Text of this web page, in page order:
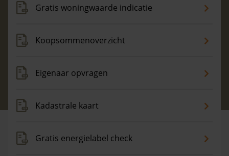
Maandag t/m vrijdag - 08:00 -18:00
Gratis woningwaarde indicatie
Koopsommenoverzicht
Eigenaar opvragen
Kadastrale kaart
Gratis energielabel check